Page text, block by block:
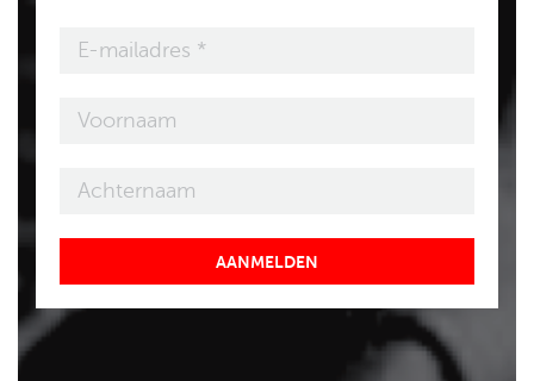
AANMELDEN